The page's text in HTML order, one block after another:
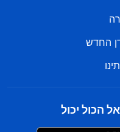
החדש
הכול יכול